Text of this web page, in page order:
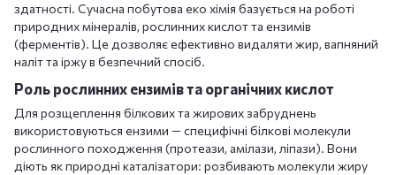
здатності. Сучасна побутова еко хімія базується на роботі
природних мінералів, рослинних кислот та ензимів
(ферментів). Це дозволяє ефективно видаляти жир, вапняний
наліт та іржу в безпечний спосіб.
Роль рослинних ензимів та органічних кислот
Для розщеплення білкових та жирових забруднень
використовуються ензими — специфічні білкові молекули
рослинного походження (протеази, амілази, ліпази). Вони
діють як природні каталізатори: розбивають молекули жиру